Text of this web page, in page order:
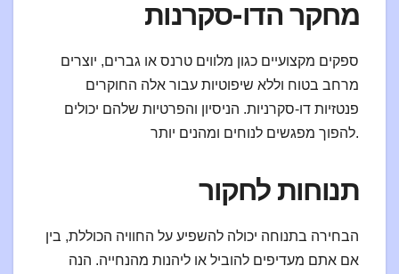
מחקר הדו-סקרנות
ספקים מקצועיים כגון מלווים טרנס או גברים, יוצרים
מרחב בטוח וללא שיפוטיות עבור אלה החוקרים
פנטזיות דו-סקרניות. הניסיון והפרטיות שלהם יכולים
להפוך מפגשים לנוחים ומהנים יותר.
תנוחות לחקור
הבחירה בתנוחה יכולה להשפיע על החוויה הכוללת, בין
אם אתם מעדיפים להוביל או ליהנות מהנחייה. הנה